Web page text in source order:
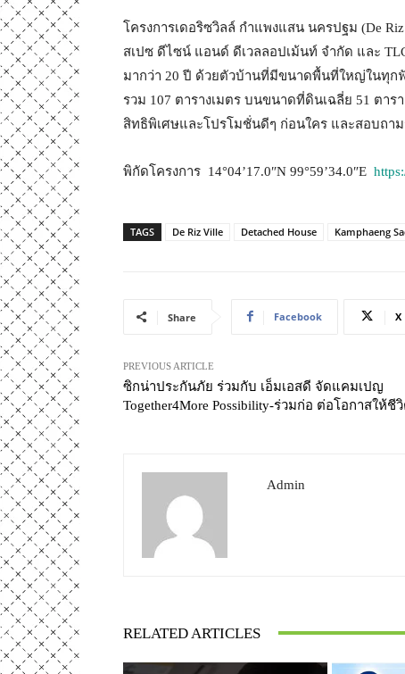
โครงการเดอริซวิลล์ กำแพงแสน นครปฐม (De
สเปซ ดีไซน์ แอนด์ ดีเวลลอปเม้นท์ จำกัด และ
มากว่า 20 ปี ด้วยตัวบ้านที่มีขนาดพื้นที่ใหญ่ในทุก
รวม 107 ตารางเมตร บนขนาดที่ดินเฉลี่ย 51 ตาร
สิทธิพิเศษและโปรโมชั่นดีๆ ก่อนใคร และสอบถาม
พิกัดโครงการ 14°04’17.0″N 99°59’34.0″E
TAGS De Riz Ville Detached House Kamphaeng
Share Facebook X
PREVIOUS ARTICLE
ซิกน่าประกันภัย ร่วมกับ เอ็มเอสดี จัดแคมเปญ
Together4More Possibility-ร่วมก่อ ต่อโอกาสให้ชี
Admin
RELATED ARTICLES